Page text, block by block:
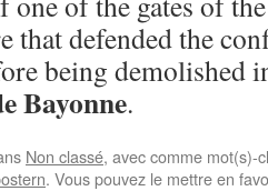
defended the
being demolished
Bayonne.
Non classé, avec comme mot(s)-
. Vous pouvez le mettre en